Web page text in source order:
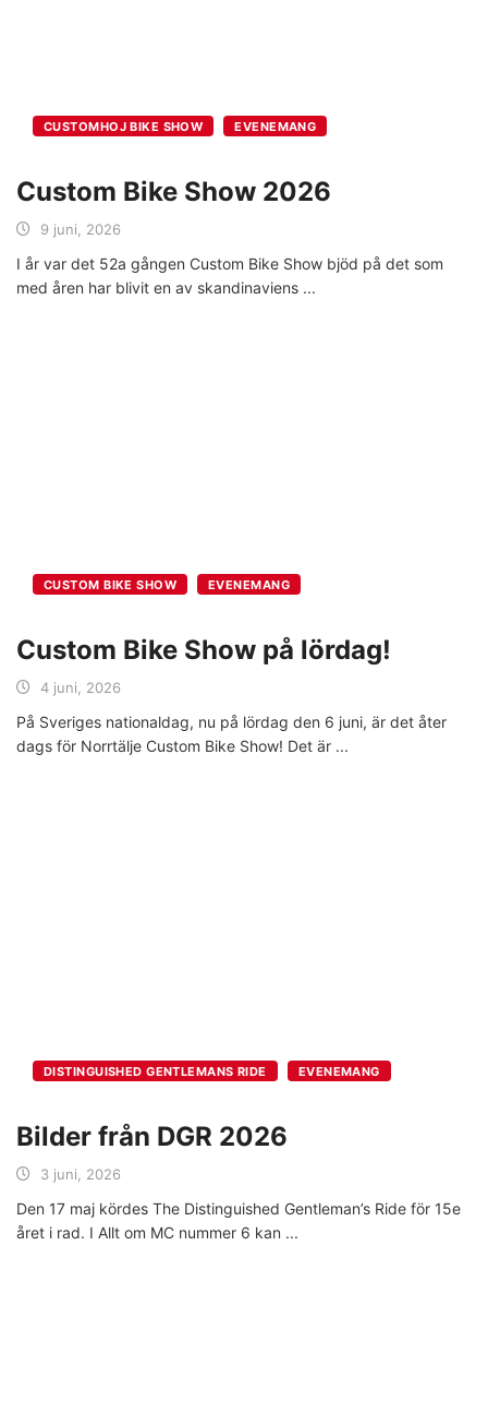
CUSTOMHOJ BIKE SHOW EVENEMANG
Custom Bike Show 2026
9 juni, 2026
I år var det 52a gången Custom Bike Show bjöd på det som
med åren har blivit en av skandinaviens
CUSTOM BIKE SHOW EVENEMANG
Custom Bike Show på lördag!
4 juni, 2026
På Sveriges nationaldag, nu på lördag den 6 juni, är det åter
dags för Norrtälje Custom Bike Show! Det är
DISTINGUISHED GENTLEMANS RIDE EVENEMANG
Bilder från DGR 2026
3 juni, 2026
Den 17 maj kördes The Distinguished Gentleman’s Ride för 15e
året i rad. I Allt om MC nummer 6 kan